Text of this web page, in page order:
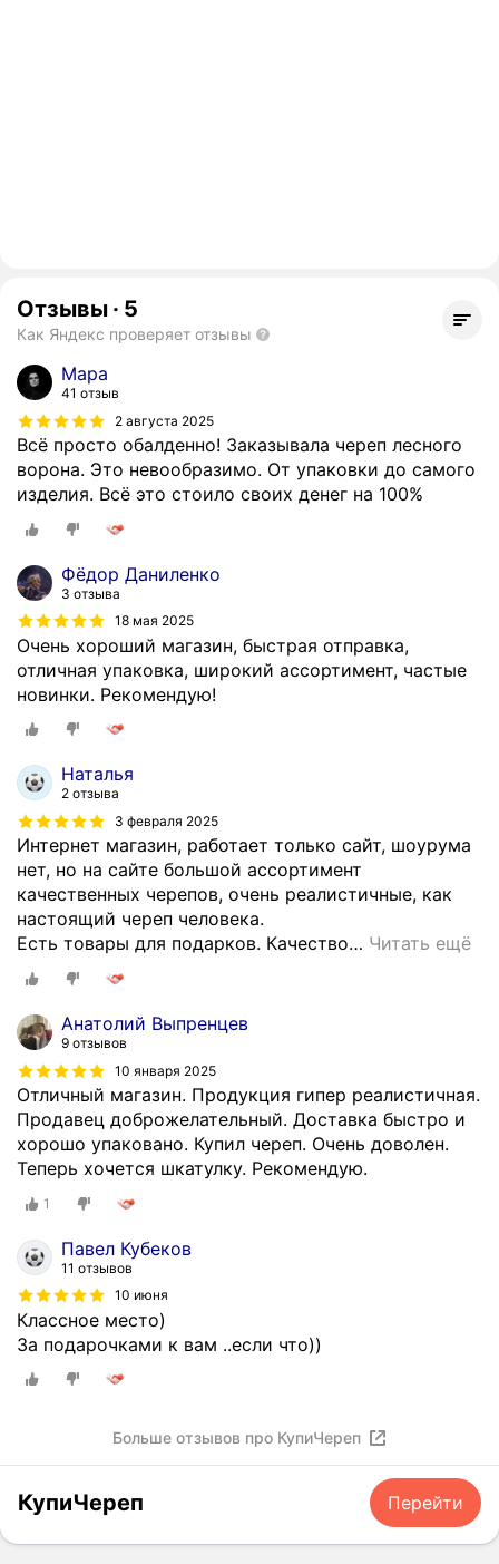
Отзывы · 5
Как Яндекс проверяет отзывы
Мара
41 отзыв
2 августа 2025
Всё просто обалденно! Заказывала череп лесного
ворона. Это невообразимо. От упаковки до самого
изделия. Всё это стоило своих денег на 100%
Фёдор Даниленко
3 отзыва
18 мая 2025
Очень хороший магазин, быстрая отправка,
отличная упаковка, широкий ассортимент, частые
новинки. Рекомендую!
Наталья
2 отзыва
3 февраля 2025
Интернет магазин, работает только сайт, шоурума
нет, но на сайте большой ассортимент
качественных черепов, очень реалистичные, как
настоящий череп человека.
Есть товары для подарков. Качество… Читать ещё
Анатолий Выпренцев
9 отзывов
10 января 2025
Отличный магазин. Продукция гипер реалистичная.
Продавец доброжелательный. Доставка быстро и
хорошо упаковано. Купил череп. Очень доволен.
Теперь хочется шкатулку. Рекомендую.
1
Павел Кубеков
11 отзывов
10 июня
Классное место)
За подарочками к вам ..если что))
Больше отзывов про КупиЧереп
КупиЧереп Перейти